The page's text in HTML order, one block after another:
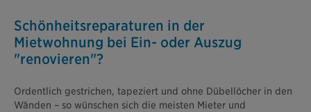
Schönheitsreparaturen in der
Mietwohnung bei Ein- oder Auszug
"renovieren"?
Ordentlich gestrichen, tapeziert und ohne Dübellöcher in den
Wänden – so wünschen sich die meisten Mieter und